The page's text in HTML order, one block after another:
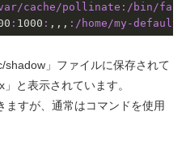
cache/pollinate :/bin/
: 1000 : ,,, :/home/my-
」ファイルに保存されて
と表示されています。
ますが、通常はコマンドを使用